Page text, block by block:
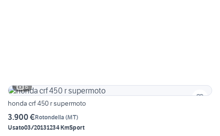
6
honda crf 450 r supermoto
3.900 €Rotondella (MT)
Usato03/20131234 KmSport